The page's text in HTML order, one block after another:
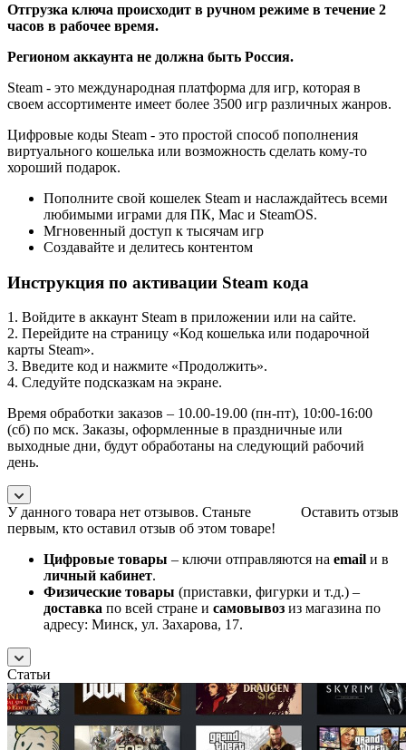
Отгрузка ключа происходит в ручном режиме в течение 2
часов в рабочее время.
Регионом аккаунта не должна быть Россия.
Steam - это международная платформа для игр, которая в
своем ассортименте имеет более 3500 игр различных жанров.
Цифровые коды Steam - это простой способ пополнения
виртуального кошелька или возможность сделать кому-то
хороший подарок.
Пополните свой кошелек Steam и наслаждайтесь всеми
любимыми играми для ПК, Mac и SteamOS.
Мгновенный доступ к тысячам игр
Создавайте и делитесь контентом
Инструкция по активации Steam кода
1. Войдите в аккаунт Steam в приложении или на сайте.
2. Перейдите на страницу «Код кошелька или подарочной
карты Steam».
3. Введите код и нажмите «Продолжить».
4. Следуйте подсказкам на экране.
Время обработки заказов – 10.00-19.00 (пн-пт), 10:00-16:00
(сб) по мск. Заказы, оформленные в праздничные или
выходные дни, будут обработаны на следующий рабочий
день.
Оставить отзыв
У данного товара нет отзывов. Станьте
первым, кто оставил отзыв об этом товаре!
Цифровые товары – ключи отправляются на email и в
личный кабинет.
Физические товары (приставки, фигурки и т.д.) –
доставка по всей стране и самовывоз из магазина по
адресу: Минск, ул. Захарова, 17.
Статьи